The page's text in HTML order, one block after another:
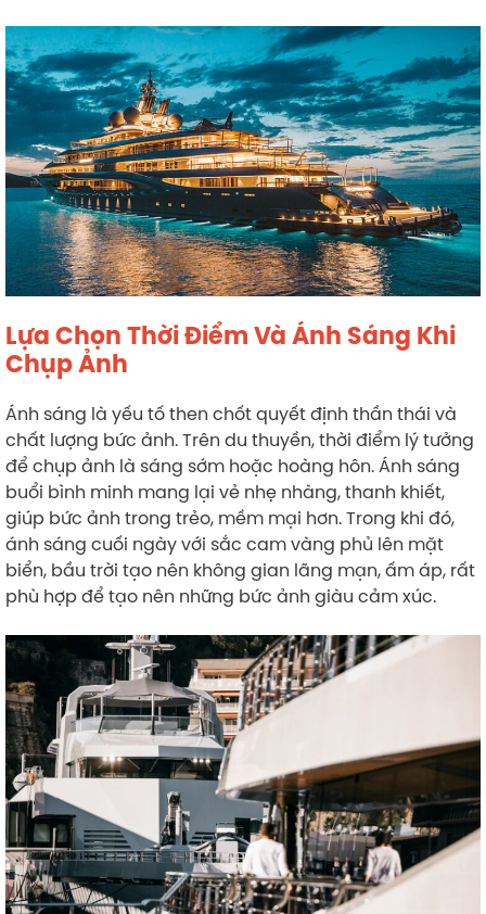
Lựa Chọn Thời Điểm Và Ánh Sáng Khi
Chụp Ảnh
Ánh sáng là yếu tố then chốt quyết định thần thái và
chất lượng bức ảnh. Trên du thuyền, thời điểm lý tưởng
để chụp ảnh là sáng sớm hoặc hoàng hôn. Ánh sáng
buổi bình minh mang lại vẻ nhẹ nhàng, thanh khiết,
giúp bức ảnh trong trẻo, mềm mại hơn. Trong khi đó,
ánh sáng cuối ngày với sắc cam vàng phủ lên mặt
biển, bầu trời tạo nên không gian lãng mạn, ấm áp, rất
phù hợp để tạo nên những bức ảnh giàu cảm xúc.